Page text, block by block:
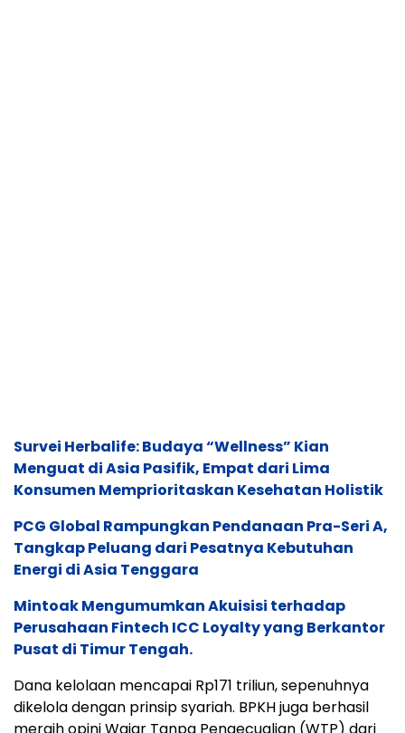
Survei Herbalife: Budaya “Wellness” Kian
Menguat di Asia Pasifik, Empat dari Lima
Konsumen Memprioritaskan Kesehatan Holistik
PCG Global Rampungkan Pendanaan Pra-Seri A,
Tangkap Peluang dari Pesatnya Kebutuhan
Energi di Asia Tenggara
Mintoak Mengumumkan Akuisisi terhadap
Perusahaan Fintech ICC Loyalty yang Berkantor
Pusat di Timur Tengah.
Dana kelolaan mencapai Rp171 triliun, sepenuhnya
dikelola dengan prinsip syariah. BPKH juga berhasil